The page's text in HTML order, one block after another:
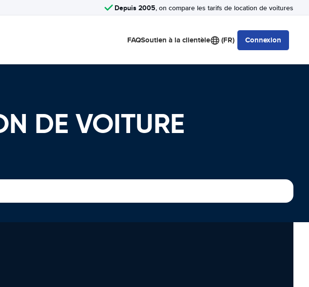
Depuis 2005, on compare les tarifs de location de voitures
FAQSoutien à la clientèle (FR) Connexion
DE VOITURE